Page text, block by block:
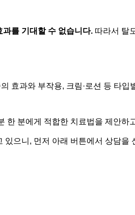
를 기대할 수 없습니다. 따라서 탈
효과와 부작용, 크림·로션 등 타입
한 분에게 적합한 치료법을 제안하
있으니, 먼저 아래 버튼에서 상담을